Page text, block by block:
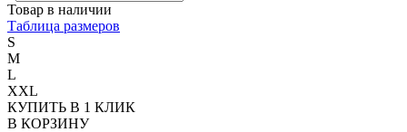
Товар в наличии
Таблица размеров
S
M
L
XXL
КУПИТЬ В 1 КЛИК
В КОРЗИНУ